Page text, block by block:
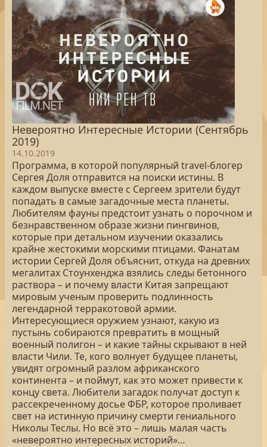
Невероятно Интересные Истории (Сентябрь
2019)
14.10.2019
Программа, в которой популярный travel-блогер
Сергея Доля отправится на поиски истины. В
каждом выпуске вместе с Сергеем зрители будут
попадать в самые загадочные места планеты.
Любителям фауны предстоит узнать о порочном и
безнравственном образе жизни пингвинов,
которые при детальном изучении оказались
крайне жестокими морскими птицами. Фанатам
истории Сергей Доля объяснит, откуда на древних
мегалитах Стоунхенджа взялись следы бетонного
раствора – и почему власти Китая запрещают
мировым ученым проверить подлинность
легендарной терракотовой армии.
Интересующиеся оружием узнают, какую из
пустынь собираются превратить в мощный
военный полигон – и какие тайны скрывают в ней
власти Чили. Те, кого волнует будущее планеты,
увидят огромный разлом африканского
континента – и поймут, как это может привести к
концу света. Любители загадок получат доступ к
рассекреченному досье ФБР, которое проливает
свет на истинную причину смерти гениального
Николы Теслы. Но всё это – лишь малая часть
«невероятно интересных историй»…